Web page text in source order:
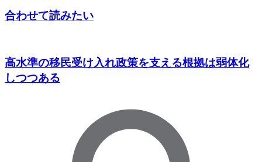
合わせて読みたい
高水準の移民受け入れ政策を支える根拠は弱体化
しつつある